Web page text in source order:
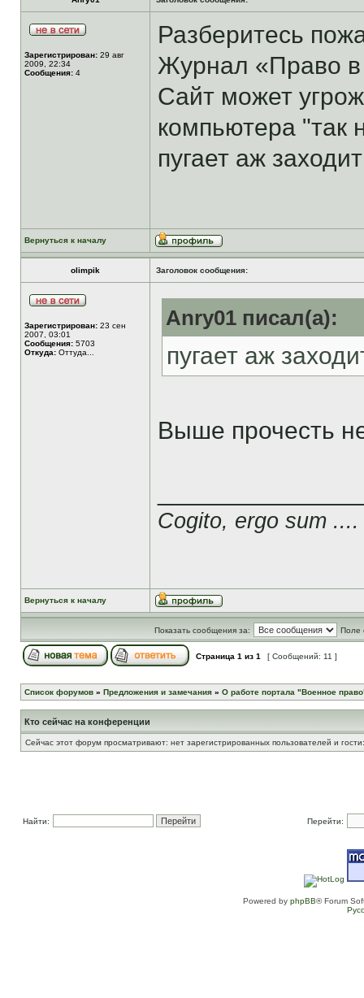
Зарегистрирован: 29 авг
2009, 22:34
Сообщения: 4
Разберитесь
Журнал «Право
Сайт может
компьютера "так
пугает аж
Вернуться к началу
olimpik Заголовок сообщения:
Зарегистрирован: 23 сен
2007, 03:01
Сообщения: 5703
Откуда: Оттуда...
Anry01 писал(а):
пугает аж
Выше прочесть
Cogito, ergo sum ....
Вернуться к началу
Показать сообщения за: Поле
Страница 1 из 1 [ Сообщений: 11 ]
Список форумов » Предложения и замечания » О работе портала "Военное
Кто сейчас на конференции
Сейчас этот форум просматривают: нет зарегистрированных пользователей и
Найти: Перейти:
Powered by phpBB® Forum